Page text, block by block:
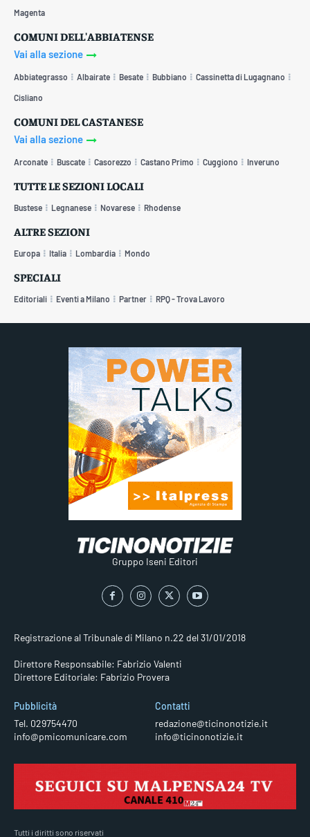
Magenta
COMUNI DELL'ABBIATENSE
Vai alla sezione
Abbiategrasso Albairate Besate Bubbiano Cassinetta di Lugagnano
Cisliano
COMUNI DEL CASTANESE
Vai alla sezione
Arconate Buscate Casorezzo Castano Primo Cuggiono Inveruno
TUTTE LE SEZIONI LOCALI
Bustese Legnanese Novarese Rhodense
ALTRE SEZIONI
Europa Italia Lombardia Mondo
SPECIALI
Editoriali Eventi a Milano Partner RPQ - Trova Lavoro
Gruppo Iseni Editori
Registrazione al Tribunale di Milano n.22 del 31/01/2018
Direttore Responsabile: Fabrizio Valenti
Direttore Editoriale: Fabrizio Provera
Pubblicità
Tel. 029754470
info@pmicomunicare.com
Contatti
redazione@ticinonotizie.it
info@ticinonotizie.it
Tutti i diritti sono riservati